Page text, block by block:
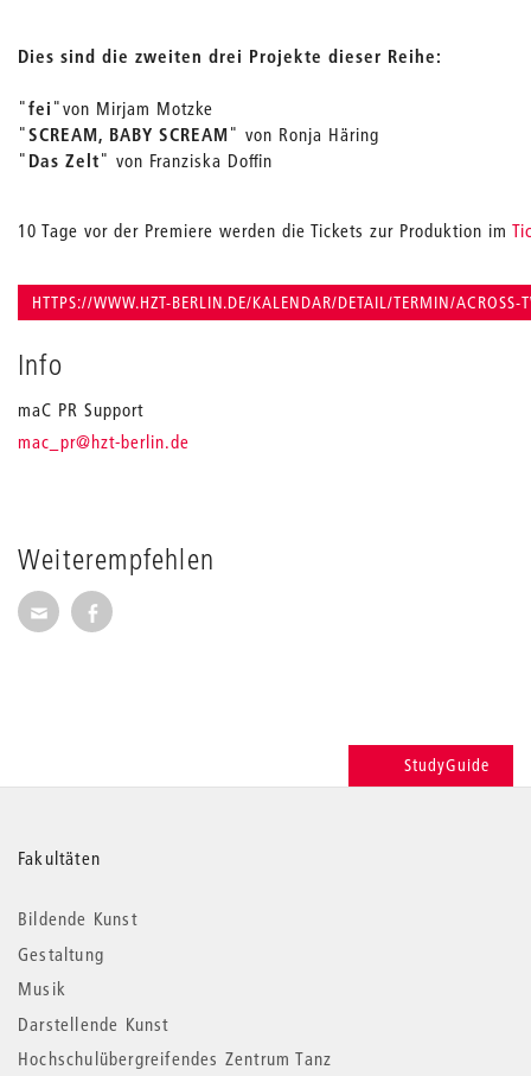
Weiterempfehlen
Seite per E-Mail weiterempfehlen
Seite auf Facebook weiterempfehlen
Dies sind die zweiten drei Projekte dieser Reihe:
"fei "von Mirjam Motzke
"SCREAM, BABY SCREAM" von Ronja Häring
" Das Zelt" von Franziska Doﬃn
10 Tage vor der Premiere werden die Tickets zur Produktion im
HTTPS://WWW.HZT-BERLIN.DE/KALENDAR/DETAIL/TERMIN/
Info
maC PR Support
mac_pr_
@hzt-berlin.de
StudyGuide
Weitere
Informationen
Fakultäten
Bildende Kunst
Gestaltung
Musik
Darstellende Kunst
Hochschulübergreifendes Zentrum Tanz